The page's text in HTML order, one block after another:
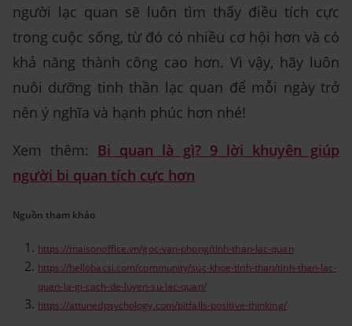
người lạc quan sẽ luôn tìm thấy điều tích cực
trong cuộc sống, từ đó có nhiều cơ hội hơn và có
khả năng thành công cao hơn. Vì vậy, hãy luôn
nuôi dưỡng tinh thần lạc quan để mỗi ngày trở
nên ý nghĩa và hạnh phúc hơn nhé!
Xem thêm: Bi quan là gì? 9 lời khuyên giúp
người bi quan tích cực hơn
Nguồn tham khảo
https://maisonoffice.vn/goc-van-phong/tinh-than-lac-quan
https://hellobacsi.com/community/suc-khoe-tinh-than/tinh-than-lac-
quan-la-gi-cach-de-luyen-su-lac-quan/
https://attunedpsychology.com/pitfalls-positive-thinking/